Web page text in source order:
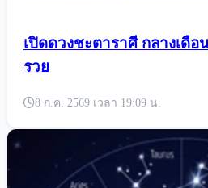
เปิดดวงชะตาราศี กลางเดื
รวย
8 ก.ค. 2569 เวลา 19:09 น.